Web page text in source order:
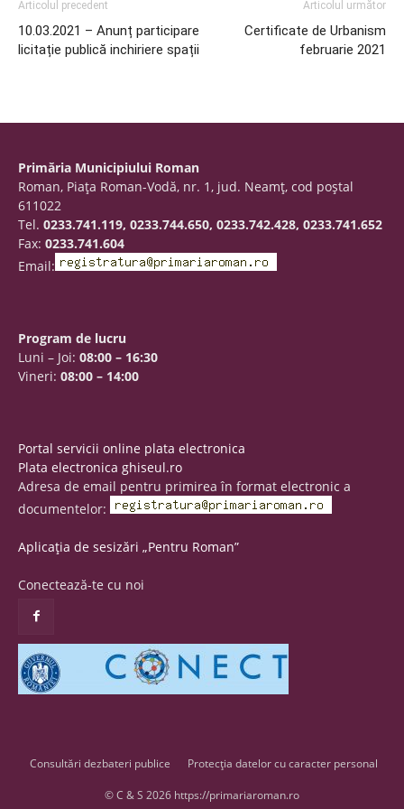
Articolul precedent
10.03.2021 – Anunț participare
licitație publică inchiriere spații
Articolul următor
Certificate de Urbanism
februarie 2021
Primăria Municipiului Roman
Roman, Piaţa Roman-Vodă, nr. 1, jud. Neamţ, cod poştal
611022
Tel. 0233.741.119, 0233.744.650, 0233.742.428, 0233.741.652
Fax: 0233.741.604
Email:
Program de lucru
Luni – Joi: 08:00 – 16:30
Vineri: 08:00 – 14:00
Portal servicii online plata electronica
Plata electronica ghiseul.ro
Adresa de email pentru primirea în format electronic a
documentelor:
Aplicația de sesizări „Pentru Roman”
Conectează-te cu noi
Consultări dezbateri publice Protecția datelor cu caracter personal
© C & S 2026 https://primariaroman.ro